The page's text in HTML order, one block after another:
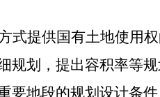
提供国有土地使用权
规划，提出容积率等
要地段的规划设计条